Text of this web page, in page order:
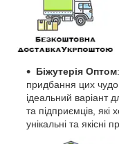
Біжутерія Оптом
придбання цих
ідеальний варіант
та підприємців, які
унікальні та якісні